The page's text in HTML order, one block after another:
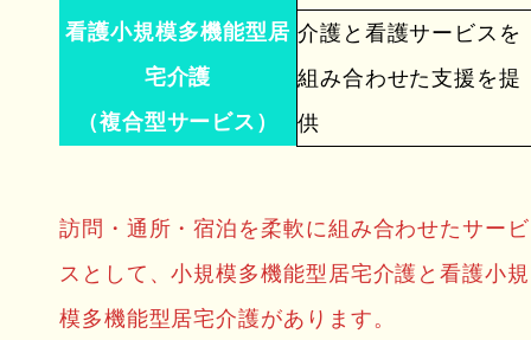
看護小規模多機能型居
宅介護
（複合型サービス）
介護と看護サービスを
組み合わせた支援を提
供
訪問・通所・宿泊を柔軟に組み合わせたサービ
スとして、小規模多機能型居宅介護と看護小規
模多機能型居宅介護があります。